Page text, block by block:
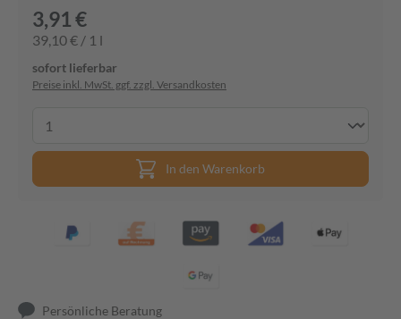
3,91 €
39,10 € / 1 l
sofort lieferbar
Preise inkl. MwSt. ggf. zzgl. Versandkosten
In den Warenkorb
Persönliche Beratung